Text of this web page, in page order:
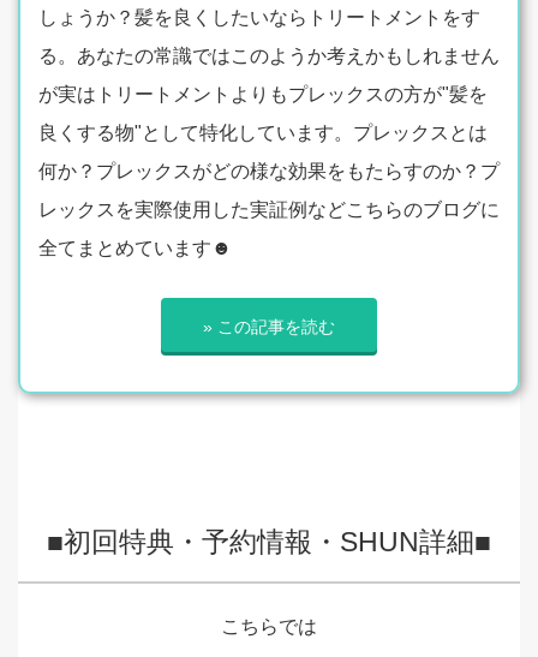
しょうか？髪を良くしたいならトリートメントをす
る。あなたの常識ではこのようか考えかもしれません
が実はトリートメントよりもプレックスの方が"髪を
良くする物"として特化しています。プレックスとは
何か？プレックスがどの様な効果をもたらすのか？プ
レックスを実際使用した実証例などこちらのブログに
全てまとめています☻
» この記事を読む
■初回特典・予約情報・SHUN詳細■
こちらでは